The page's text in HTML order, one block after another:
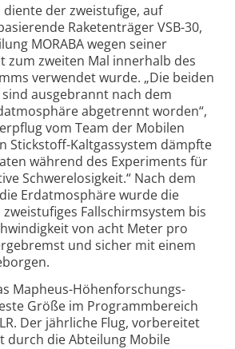
diente der zwei­stufige, auf
Raketen­träger VSB-30,
MORABA wegen seiner
zum zweiten Mal innerhalb des
verwendet wurde. „Die beiden
ausgebrannt nach dem
abge­trennt worden“,
vom Team der Mobilen
Stickstoff-Kaltgas­system dämpfte
während des Experi­ments für
Schwere­losigkeit.“ Nach dem
Erd­atmosphäre wurde die
Fallschirm­system bis
von acht Meter pro
und sicher mit einem
Mapheus-Höhen­forschungs­
Größe im Programm­bereich
Der jährliche Flug, vorbereitet
durch die Abteilung Mobile